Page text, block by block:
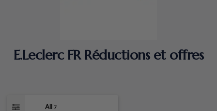
E.Leclerc FR Réductions et offres
All 7